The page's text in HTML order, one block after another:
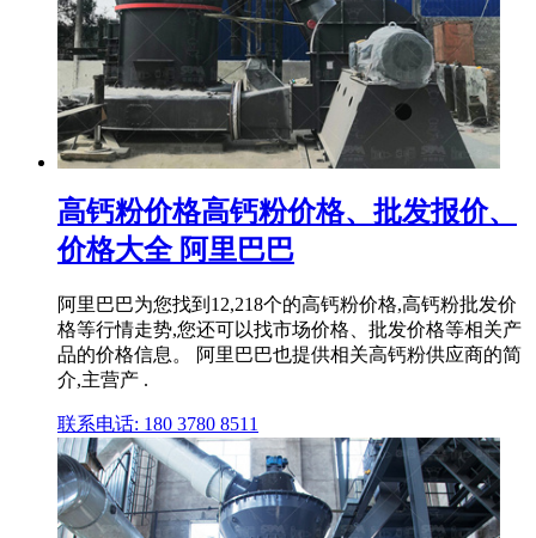
高钙粉价格高钙粉价格、批发报价、
价格大全 阿里巴巴
阿里巴巴为您找到12,218个的高钙粉价格,高钙粉批发价
格等行情走势,您还可以找市场价格、批发价格等相关产
品的价格信息。 阿里巴巴也提供相关高钙粉供应商的简
介,主营产 .
联系电话: 180 3780 8511